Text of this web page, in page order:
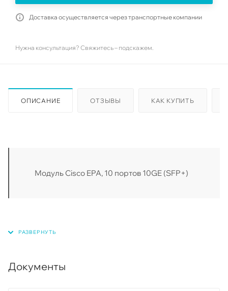
Доставка осуществляется через транспортные компании
Нужна консультация? Свяжитесь – подскажем.
ОПИСАНИЕ ОТЗЫВЫ КАК КУПИТЬ
Модуль Cisco EPA, 10 портов 10GE (SFP+)
Документы